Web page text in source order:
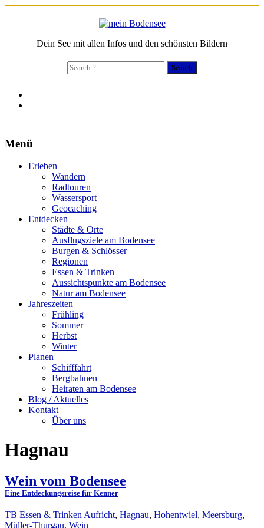
Dein See mit allen Infos und den schönsten Bildern
Search
for:
Menü
Erleben
Wandern
Radtouren
Wassersport
Geocaching
Entdecken
Städte & Orte
Ausflugsziele am Bodensee
Burgen & Schlösser
Regionen
Essen & Trinken
Aussichtspunkte am Bodensee
Natur am Bodensee
Jahreszeiten
Frühling
Sommer
Herbst
Winter
Planen
Schifffahrt
Bergbahnen
Heiraten am Bodensee
Blog / Aktuelles
Kontakt
Über uns
Hagnau
Wein vom Bodensee
Eine Entdeckungsreise für Kenner
TB Essen & Trinken Aufricht, Hagnau, Hohentwiel, Meersburg,
Müller-Thurgau, Wein